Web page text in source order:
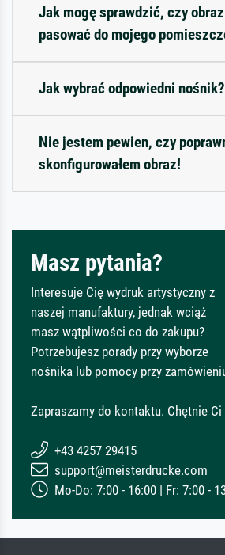
Jak mogę sprawdzić, czy
pasować do mojego
Jak wybrać odpowiedni nośnik?
Nie jestem pewien, czy
skonfigurowałem obraz!
Masz pytania?
Interesuje Cię wydruk artystyczny z
naszej manufaktury, jednak wciąż
masz wątpliwości co do zakupu?
Potrzebujesz porady przy wyborze
nośnika lub pomocy przy
Zapraszamy do kontaktu. Chętnie Ci
+43 4257 29415
support@meisterdrucke.com
Mo-Do: 7:00 - 16:00 | Fr: 7:00 -